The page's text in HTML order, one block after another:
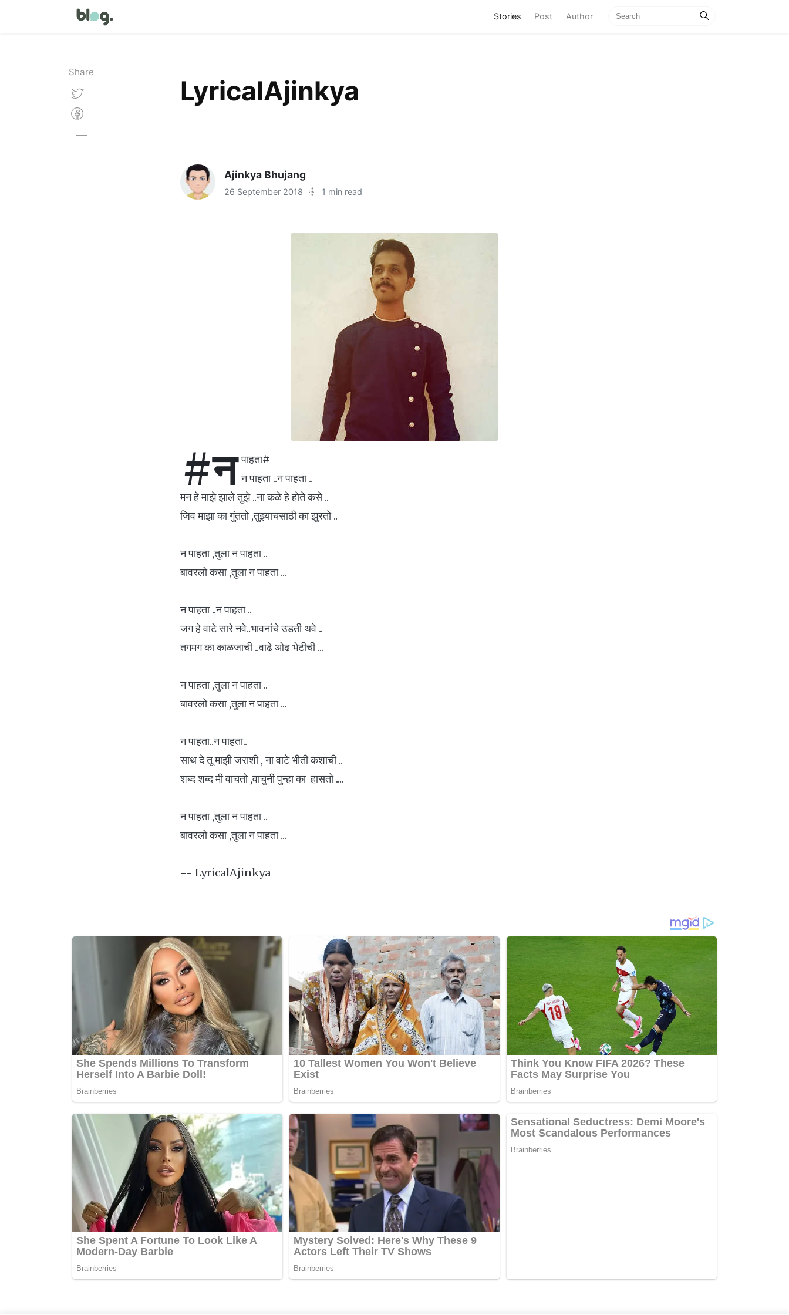
Stories (current)
Post Author
Share
LyricalAjinkya
Ajinkya Bhujang
26 September 2018 · 1 min read
#न पाहता#
न पाहता ..न पाहता ..
मन हे माझे झाले तुझे ..ना कळे हे होते कसे ..
जिव माझा का गुंततो ,तुझ्याचसाठी का झुरतो ..
न पाहता ,तुला न पाहता ..
बावरलो कसा ,तुला न पाहता ...
न पाहता ..न पाहता ..
जग हे वाटे सारे नवे..भावनांचे उडती थवे ..
तगमग का काळजाची ..वाढे ओढ भेटीची ...
न पाहता ,तुला न पाहता ..
बावरलो कसा ,तुला न पाहता ...
न पाहता..न पाहता..
साथ दे तू माझी जराशी , ना वाटे भीती कशाची ..
शब्द शब्द मी वाचतो ,वाचुनी पुन्हा का हासतो ....
न पाहता ,तुला न पाहता ..
बावरलो कसा ,तुला न पाहता ...
-- LyricalAjinkya